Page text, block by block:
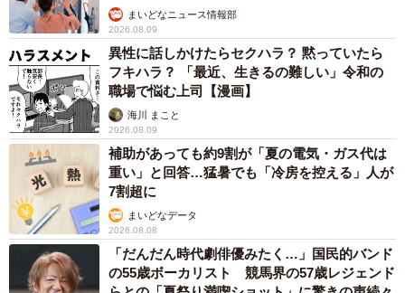
まいどなニュース情報部
2026.08.09
異性に話しかけたらセクハラ？ 黙っていたら
フキハラ？ 「最近、生きるの難しい」令和の
職場で悩む上司【漫画】
海川 まこと
2026.08.09
補助があっても約9割が「夏の電気・ガス代は
重い」と回答…猛暑でも「冷房を控える」人が
7割超に
まいどなデータ
2026.08.08
「だんだん時代劇俳優みたく…」国民的バンド
の55歳ボーカリスト 競馬界の57歳レジェンド